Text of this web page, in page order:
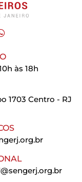
às 18h
1703 Centro - RJ